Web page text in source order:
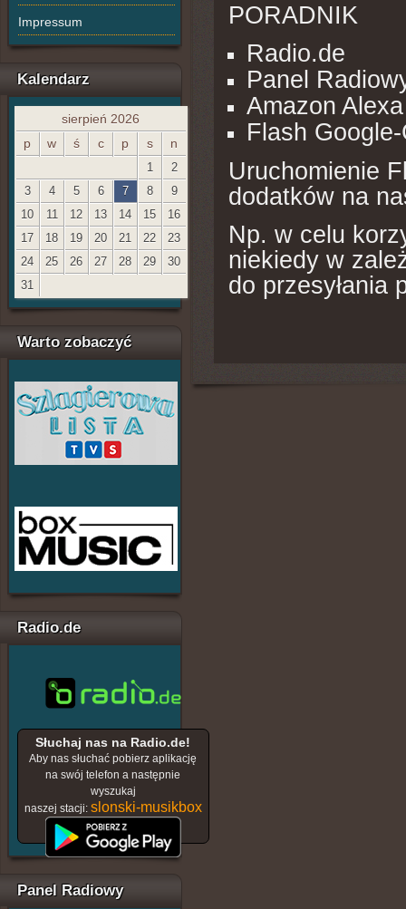
Impressum
Kalendarz
sierpień 2026
p
w ś c p s n
1
2
3
4 5 6 7 8
9
10
11 12 13 14 15
16
17
18 19 20 21 22
23
24
25 26 27 28 29
30
31
Warto zobaczyć
Radio.de
Słuchaj nas na Radio.de!
Aby nas słuchać pobierz aplikację
na swój telefon a następnie
wyszukaj
naszej stacji: slonski-musikbox
Panel Radiowy
PORADNIK
Radio.de
Panel
Amazon Alexa
Flash
Uruchomienie
dodatków na
Np. w celu
niekiedy w
do